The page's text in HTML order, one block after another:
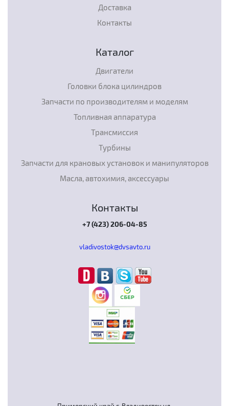
Доставка
Контакты
Каталог
Двигатели
Головки блока цилиндров
Запчасти по производителям и моделям
Топливная аппаратура
Трансмиссия
Турбины
Запчасти для крановых установок и манипуляторов
Масла, автохимия, аксессуары
Контакты
+7 (423) 206-04-85
vladivostok@dvsavto.ru